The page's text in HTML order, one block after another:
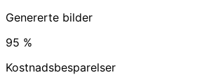
Genererte bilder
95 %
Kostnadsbesparelser